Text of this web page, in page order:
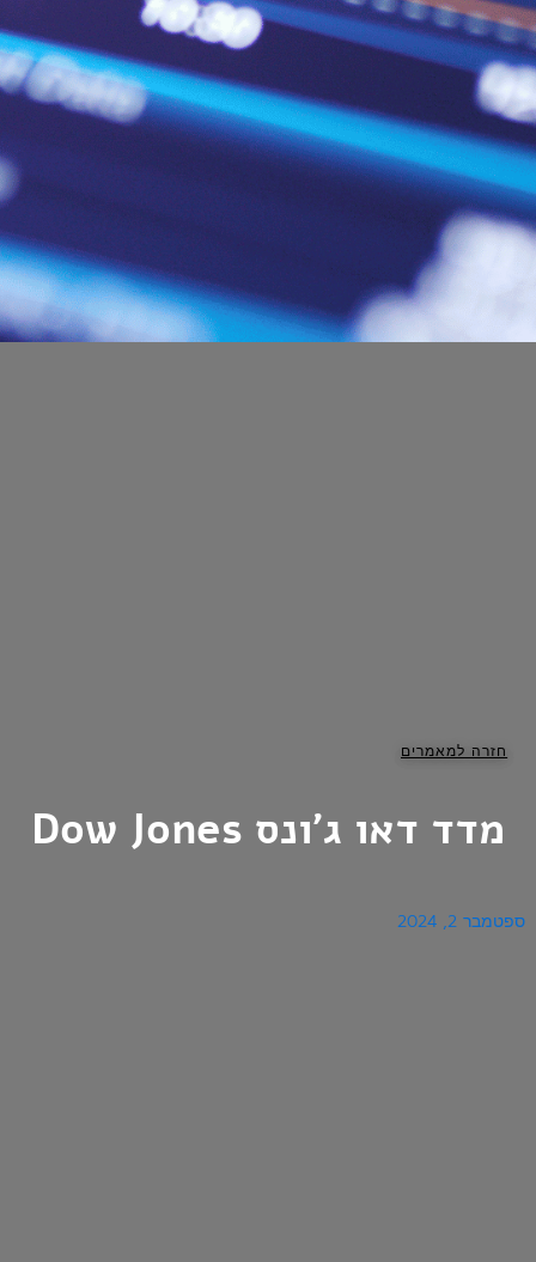
חזרה למאמרים
מדד דאו ג'ונס Dow Jones
ספטמבר 2, 2024